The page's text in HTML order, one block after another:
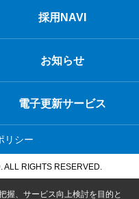
採用NAVI
お知らせ
電子更新サービス
リシー
ALL RIGHTS RESERVED.
握、サービス向上検討を目的と